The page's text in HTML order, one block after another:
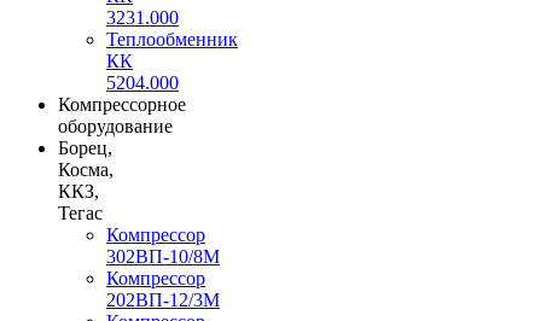
3231.000
Теплообменник
КК
5204.000
Компрессорное
оборудование
Борец,
Косма,
ККЗ,
Тегас
Компрессор
302ВП-10/8М
Компрессор
202ВП-12/3М